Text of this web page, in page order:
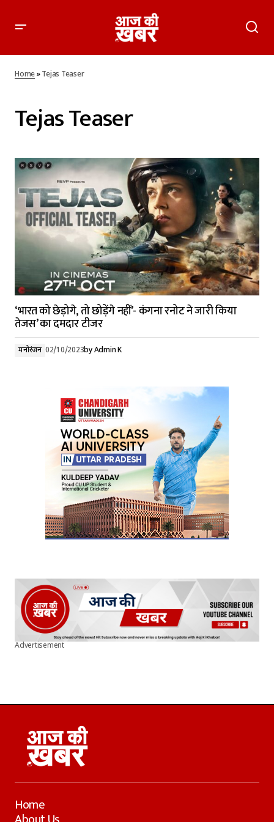
Home»Tejas Teaser
Tejas Teaser
‘भारत को छेड़ोगे, तो छोड़ेंगे नहीं’- कंगना रनोट ने जारी किया
तेजस’ का दमदार टीजर
मनोरंजन 02/10/2023byAdmin K
Advertisement
Home